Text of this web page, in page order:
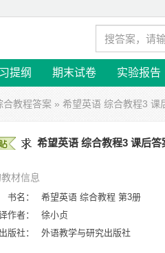
提纲 期末试卷 实验报告
合教程答案 » 希望英语 综合教程3 课
希望英语 综合教程3 课后答
材信息
书名：
希望英语 综合教程 第3册
作者：
徐小贞
出版社：
外语教学与研究出版社